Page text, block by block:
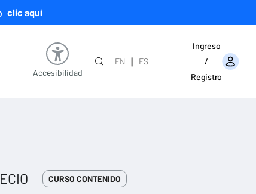
clic aquí
Accesibilidad
EN |
ES
Ingreso
/
Registro
CURSO CONTENIDO